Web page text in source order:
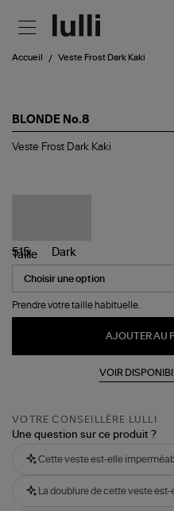
Accueil Veste Frost Dark Kaki
BLONDE No.8
Veste
Veste Frost Dark Kaki
Taille
Prendre votre taille habituelle.
AJOUTER AU
VOIR
VOTRE CONSEILLÈRE LULLI
Une question sur ce produit ?
Cette veste est-elle
La doublure de cette veste